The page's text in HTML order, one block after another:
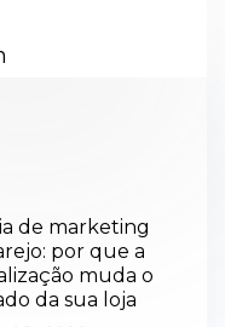
de marketing
por que a
muda o
da sua loja